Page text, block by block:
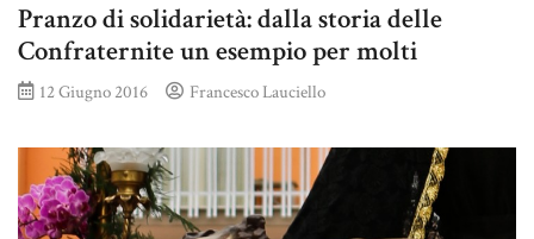
Pranzo di solidarietà: dalla storia delle
Confraternite un esempio per molti
12 Giugno 2016 Francesco Lauciello